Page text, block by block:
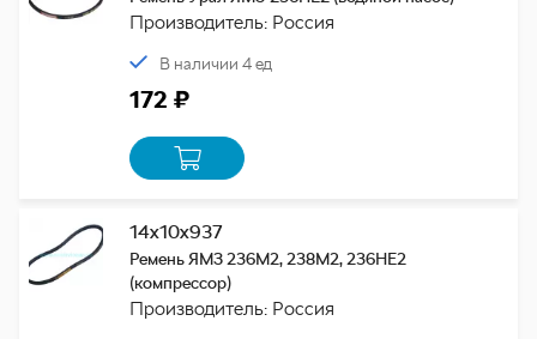
Производитель: Россия
В наличии 4 ед
172 ₽
14х10х937
Ремень ЯМЗ 236М2, 238М2, 236НЕ2
(компрессор)
Производитель: Россия